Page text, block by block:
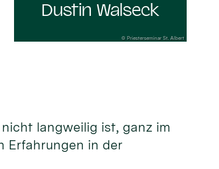
langweilig ist, ganz im
Erfahrungen in der
Dustin Walseck
© Priesterseminar St. Albert